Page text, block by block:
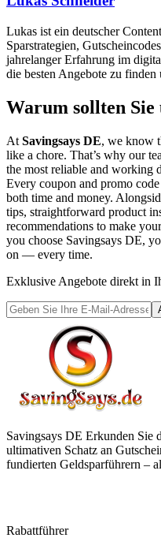
Lukas ist ein deutscher
Sparstrategien,
jahrelanger Erfahrung im
die besten Angebote zu
Warum sollten Sie
At Savingsays DE, we know
like a chore. That’s why our
the most reliable and working
Every coupon and promo
both time and money.
tips, straightforward product
recommendations to make
you choose Savingsays DE,
on — every time.
Exklusive Angebote direkt in
Savingsays DE Erkunden Sie
ultimativen Schatz an
fundierten Geldsparführern –
Rabattführer